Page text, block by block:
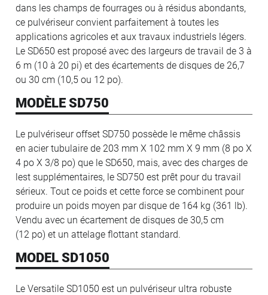
dans les champs de fourrages ou à résidus abondants,
ce pulvériseur convient parfaitement à toutes les
applications agricoles et aux travaux industriels légers.
Le SD650 est proposé avec des largeurs de travail de 3 à
6 m (10 à 20 pi) et des écartements de disques de 26,7
ou 30 cm (10,5 ou 12 po).
MODÈLE SD750
Le pulvériseur offset SD750 possède le même châssis
en acier tubulaire de 203 mm X 102 mm X 9 mm (8 po X
4 po X 3/8 po) que le SD650, mais, avec des charges de
lest supplémentaires, le SD750 est prêt pour du travail
sérieux. Tout ce poids et cette force se combinent pour
produire un poids moyen par disque de 164 kg (361 lb).
Vendu avec un écartement de disques de 30,5 cm
(12 po) et un attelage flottant standard.
MODEL SD1050
Le Versatile SD1050 est un pulvériseur ultra robuste